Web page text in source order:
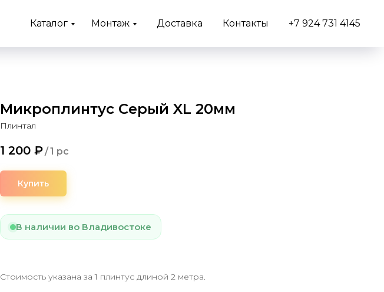
Каталог Монтаж Доставка Контакты +7 924 731 4145
Микроплинтус Серый XL 20мм
Плинтал
1 200 ₽/1 pc
Купить
В наличии во Владивостоке
Стоимость указана за 1 плинтус длиной 2 метра.